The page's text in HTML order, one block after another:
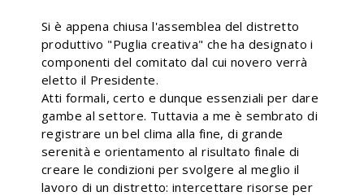
Si è appena chiusa l'assemblea del distretto
produttivo "Puglia creativa" che ha designato i
componenti del comitato dal cui novero verrà
eletto il Presidente.
Atti formali, certo e dunque essenziali per dare
gambe al settore. Tuttavia a me è sembrato di
registrare un bel clima alla fine, di grande
serenità e orientamento al risultato finale di
creare le condizioni per svolgere al meglio il
lavoro di un distretto: intercettare risorse per